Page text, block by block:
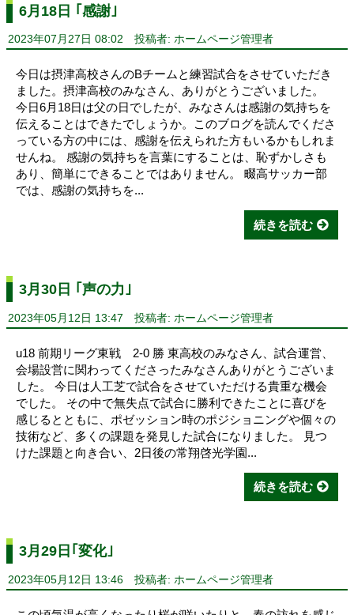
6月18日 ｢感謝｣
2023年07月27日 08:02 投稿者: ホームページ管理者
今日は摂津高校さんのBチームと練習試合をさせていただき
ました。摂津高校のみなさん、ありがとうございました。
今日6月18日は父の日でしたが、みなさんは感謝の気持ちを
伝えることはできたでしょうか。このブログを読んでくださ
っている方の中には、感謝を伝えられた方もいるかもしれま
せんね。 感謝の気持ちを言葉にすることは、恥ずかしさも
あり、簡単にできることではありません。 畷高サッカー部
では、感謝の気持ちを...
続きを読む
3月30日 ｢声の力｣
2023年05月12日 13:47 投稿者: ホームページ管理者
u18 前期リーグ東戦 2-0 勝 東高校のみなさん、試合運営、
会場設営に関わってくださったみなさんありがとうございま
した。 今日は人工芝で試合をさせていただける貴重な機会
でした。 その中で無失点で試合に勝利できたことに喜びを
感じるとともに、ポゼッション時のポジショニングや個々の
技術など、多くの課題を発見した試合になりました。 見つ
けた課題と向き合い、2日後の常翔啓光学園...
続きを読む
3月29日｢変化｣
2023年05月12日 13:46 投稿者: ホームページ管理者